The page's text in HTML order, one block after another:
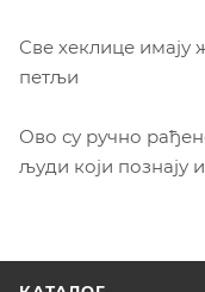
Све хеклице имају
петљи
Ово су ручно
људи који познају